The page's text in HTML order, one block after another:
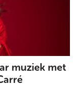
muziek met